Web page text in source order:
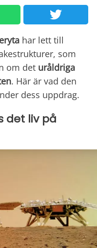
har lett till
som
om det uråldriga
. Här är vad den
dess uppdrag.
det liv på